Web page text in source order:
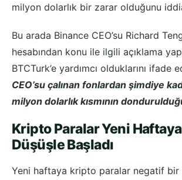
milyon dolarlık bir zarar olduğunu
Bu arada Binance CEO’su Richard
hesabından konu ile ilgili açıklama
BTCTurk’e yardımcı olduklarını ifade
CEO’su çalınan fonlardan şimdiye
milyon dolarlık kısmının
Kripto Paralar Yeni Haftaya
Düşüşle Başladı
Yeni haftaya kripto paralar negatif bir